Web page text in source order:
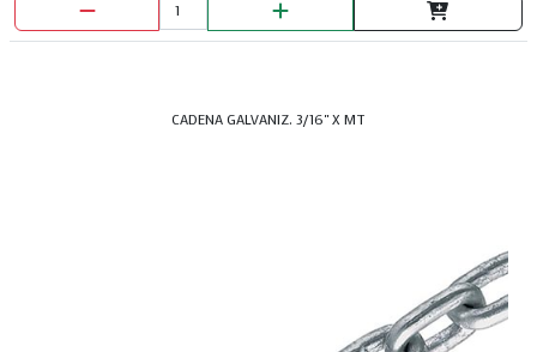
DISCO PULIR 9" T27 1/8X7/8 M.V
CADENA GALVANIZ. 3/16" X MT